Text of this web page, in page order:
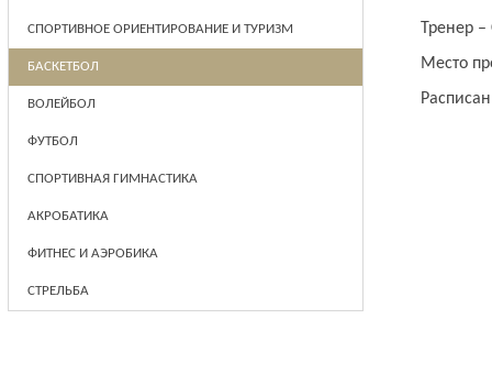
СПОРТИВНОЕ ОРИЕНТИРОВАНИЕ И ТУРИЗМ
БАСКЕТБОЛ
ВОЛЕЙБОЛ
ФУТБОЛ
CПОРТИВНАЯ ГИМНАСТИКА
АКРОБАТИКА
ФИТНЕС И АЭРОБИКА
СТРЕЛЬБА
Тренер
Место